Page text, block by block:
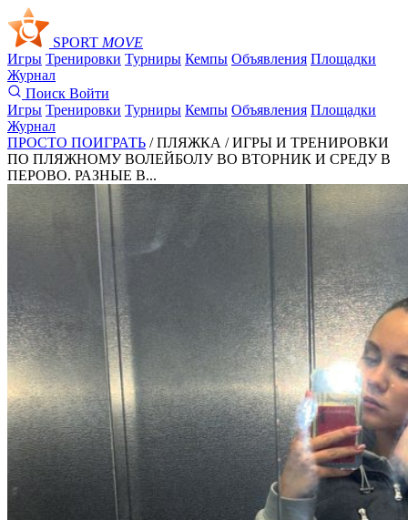
SPORT MOVE
Игры Тренировки Турниры Кемпы Объявления Площадки
Журнал
Поиск Войти
Игры Тренировки Турниры Кемпы Объявления Площадки
Журнал
ПРОСТО ПОИГРАТЬ / ПЛЯЖКА /ИГРЫ И ТРЕНИРОВКИ
ПО ПЛЯЖНОМУ ВОЛЕЙБОЛУ ВО ВТОРНИК И СРЕДУ В
ПЕРОВО. РАЗНЫЕ В...